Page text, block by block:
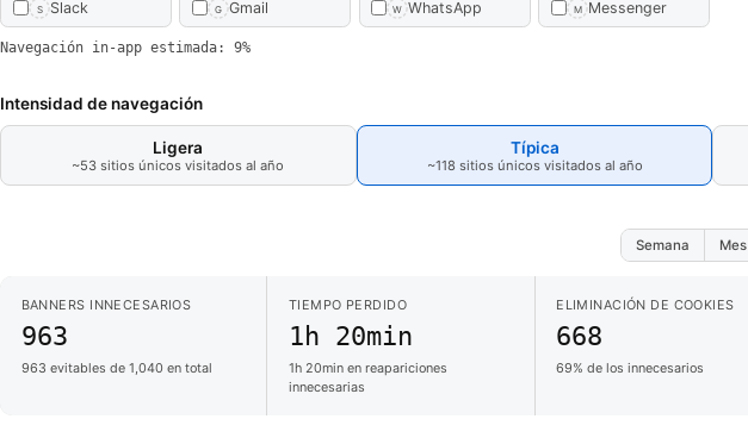
S Slack G Gmail W WhatsApp M Messenger
Navegación in-app estimada: 9%
Intensidad de navegación
Ligera
~53 sitios únicos visitados al año
Típica
~118 sitios únicos visitados al año
Semana Mes
BANNERS INNECESARIOS
963
963 evitables de 1,040 en total
TIEMPO PERDIDO
1h 20min
1h 20min en reapariciones
innecesarias
ELIMINACIÓN DE COOKIES
668
69% de los innecesarios